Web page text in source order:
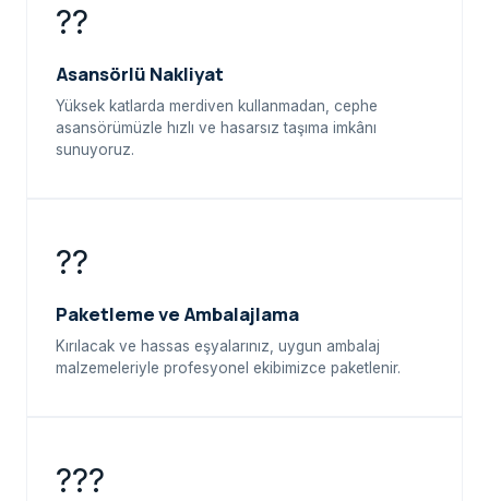
??
Asansörlü Nakliyat
Yüksek katlarda merdiven kullanmadan, cephe
asansörümüzle hızlı ve hasarsız taşıma imkânı
sunuyoruz.
??
Paketleme ve Ambalajlama
Kırılacak ve hassas eşyalarınız, uygun ambalaj
malzemeleriyle profesyonel ekibimizce paketlenir.
???